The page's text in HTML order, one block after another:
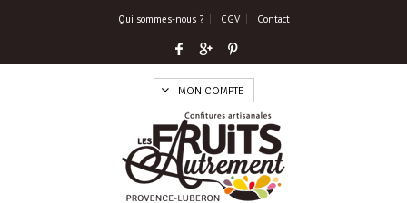
Qui sommes-nous ? CGV Contact
MON COMPTE